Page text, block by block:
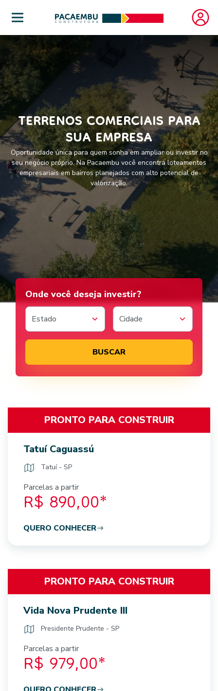
TERRENOS COMERCIAIS PARA
SUA EMPRESA
Oportunidade única para quem sonha em ampliar ou investir no
seu negócio próprio. Na Pacaembu você encontra loteamentos
empresariais em bairros planejados com alto potencial de
valorização.
Onde você deseja investir?
Estado Cidade
BUSCAR
PRONTO PARA CONSTRUIR
Tatuí Caguassú
Tatuí - SP
Parcelas a partir
R$ 890,00*
QUERO CONHECER
PRONTO PARA CONSTRUIR
Vida Nova Prudente III
Presidente Prudente - SP
Parcelas a partir
R$ 979,00*